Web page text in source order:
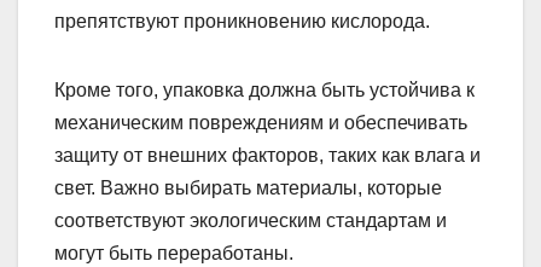
препятствуют проникновению кислорода.
Кроме того, упаковка должна быть устойчива к
механическим повреждениям и обеспечивать
защиту от внешних факторов, таких как влага и
свет. Важно выбирать материалы, которые
соответствуют экологическим стандартам и
могут быть переработаны.